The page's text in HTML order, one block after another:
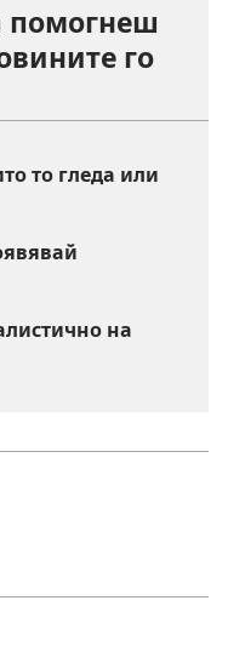
помогнеш
го
то гледа или
на